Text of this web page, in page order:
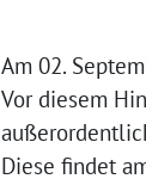
Am 02.
Vor diesem
Diese findet